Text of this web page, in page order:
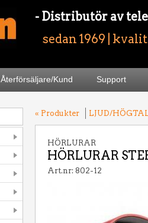
- Distributör av
sedan 1969 |
Återförsäljare/Kund Support
« Produkter LJUD/
HÖRLURAR
HÖRLURAR
Art.nr: 802-12